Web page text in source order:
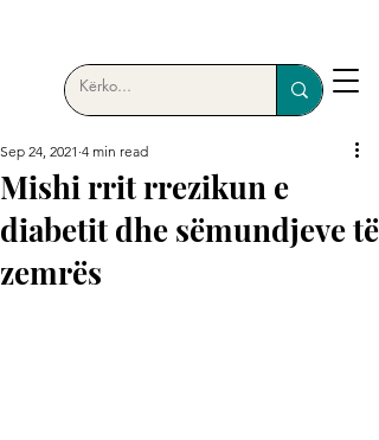
Mishi rrit rrezikun e
diabetit dhe sëmundjeve të
zemrës
Sep 24, 2021 4 min read